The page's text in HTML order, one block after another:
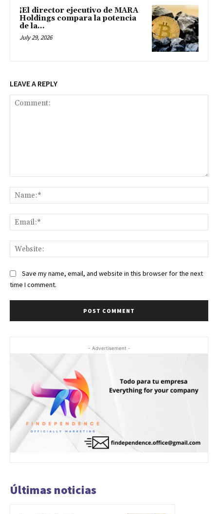
¡El director ejecutivo de MARA
Holdings compara la potencia
de la...
July 29, 2026
LEAVE A REPLY
Save my name, email, and website in this browser for the next
time I comment.
- Advertisement -
Últimas noticias